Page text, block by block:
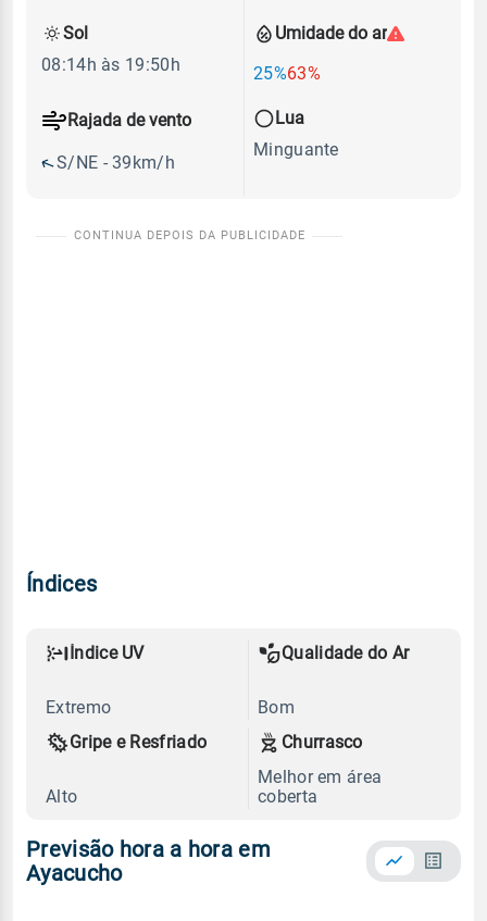
Umidade do ar
25%63%
Rajada de vento
S/NE - 39km/h
Sol
08:14h às 19:50h
Lua
Minguante
Índices
Índice UV
Extremo
Qualidade do Ar
Bom
Gripe e Resfriado
Alto
Churrasco
Melhor em área
coberta
Previsão hora a hora em
Ayacucho